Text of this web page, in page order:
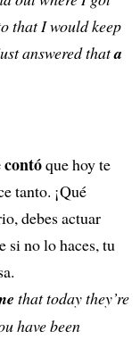
that I would keep
answered thata
que hoy te
tanto. ¡Qué
debes actuar
si no lo haces, tu
that today they’re
have been